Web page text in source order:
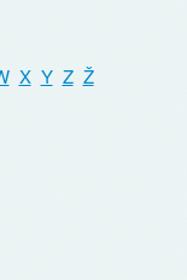
X Y Z Ž